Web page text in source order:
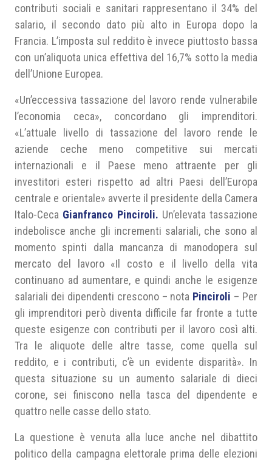
contributi sociali e sanitari rappresentano il 34% del
salario, il secondo dato più alto in Europa dopo la
Francia. L’imposta sul reddito è invece piuttosto bassa
con un’aliquota unica effettiva del 16,7% sotto la media
dell’Unione Europea.
«Un’eccessiva tassazione del lavoro rende vulnerabile
l’economia ceca», concordano gli imprenditori.
«L’attuale livello di tassazione del lavoro rende le
aziende ceche meno competitive sui mercati
internazionali e il Paese meno attraente per gli
investitori esteri rispetto ad altri Paesi dell’Europa
centrale e orientale» avverte il presidente della Camera
Italo-Ceca Gianfranco Pinciroli. Un’elevata tassazione
indebolisce anche gli incrementi salariali, che sono al
momento spinti dalla mancanza di manodopera sul
mercato del lavoro «Il costo e il livello della vita
continuano ad aumentare, e quindi anche le esigenze
salariali dei dipendenti crescono – nota Pinciroli – Per
gli imprenditori però diventa difficile far fronte a tutte
queste esigenze con contributi per il lavoro così alti.
Tra le aliquote delle altre tasse, come quella sul
reddito, e i contributi, c’è un evidente disparità». In
questa situazione su un aumento salariale di dieci
corone, sei finiscono nella tasca del dipendente e
quattro nelle casse dello stato.
La questione è venuta alla luce anche nel dibattito
politico della campagna elettorale prima delle elezioni